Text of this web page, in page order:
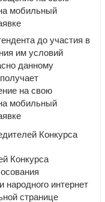
мобильный
до участия в
им условий
данному
на свою
мобильный
Конкурса
Конкурса
народного интернет
странице